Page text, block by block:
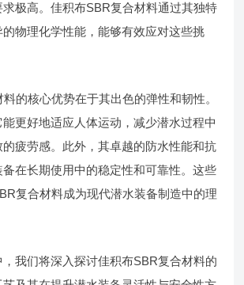
极高。佳积布SBR复合材料通过其独特
物理化学性能，能够有效应对这些挑
的核心优势在于其出色的弹性和韧性。
更好地适应人体运动，减少潜水过程中
疲劳感。此外，其卓越的防水性能和抗
在长期使用中的稳定性和可靠性。这些
复合材料成为现代潜水装备制造中的理
我们将深入探讨佳积布SBR复合材料的